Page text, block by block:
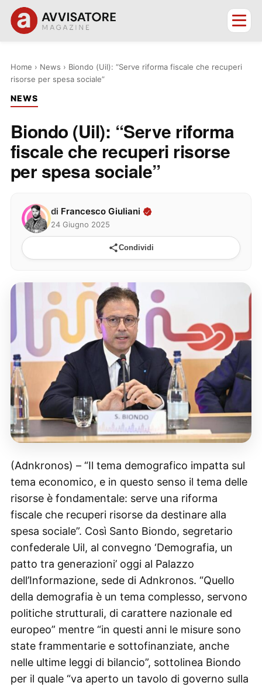
Home › News › Biondo (Uil): “Serve riforma fiscale che recuperi
risorse per spesa sociale”
NEWS
Biondo (Uil): “Serve riforma
fiscale che recuperi risorse
per spesa sociale”
di Francesco Giuliani
24 Giugno 2025
Condividi
(Adnkronos) – “Il tema demografico impatta sul
tema economico, e in questo senso il tema delle
risorse è fondamentale: serve una riforma
fiscale che recuperi risorse da destinare alla
spesa sociale”. Così Santo Biondo, segretario
confederale Uil, al convegno ‘Demografia, un
patto tra generazioni’ oggi al Palazzo
dell’Informazione, sede di Adnkronos. “Quello
della demografia è un tema complesso, servono
politiche strutturali, di carattere nazionale ed
europeo” mentre “in questi anni le misure sono
state frammentarie e sottofinanziate, anche
nelle ultime leggi di bilancio”, sottolinea Biondo
per il quale “va aperto un tavolo di governo sulla